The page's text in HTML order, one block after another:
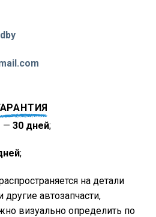
— 30 дней;
;
на детали
другие автозапчасти,
визуально определить по